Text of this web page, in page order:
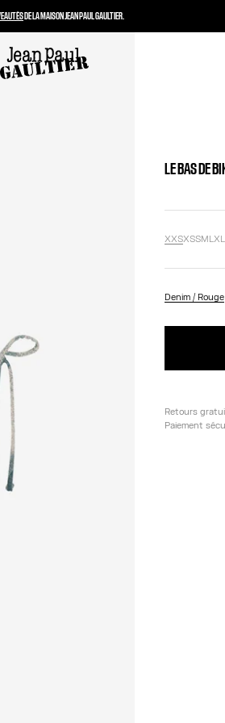
LE BAS DE
XXSXSSMLXL
Denim / Rouge
Retours
Paiement
DE LA MAISON JEAN PAUL GAULTIER.